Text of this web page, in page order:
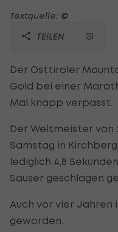
Textquelle: ©
TEILEN
Der Osttiroler
Gold bei einer
Mal knapp verpasst.
Der Weltmeister von
Samstag in
lediglich 4,8
Sauser geschlagen
Auch vor vier
geworden.